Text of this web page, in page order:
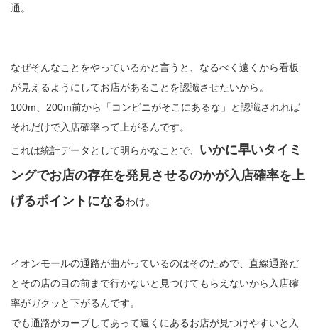
通。
なぜそんなことをやっているかと言うと、なるべく遠くから看板
が見えるようにしてお店があることを認識させたいから。
100m、200m前から「コンビニがそこにあるな」と認識されれば
それだけで入店確率って上がるんです。
これは統計データとして明らかなことで、 いかに早いタイミ
ングでお店の存在を発見させるのかが入店確率を上
げるポイントになるわけ。
イオンモールの通路が曲がっているのはそのためで、直線通路だ
とその店の目の前まで行かないと見つけてもらえないから入店確
率がガクッと下がるんです。
でも通路がカーブしてあって遠くにあるお店が見つけやすいと入